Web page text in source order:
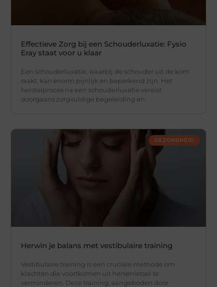
Effectieve Zorg bij een Schouderluxatie: Fysio
Eray staat voor u klaar
Een schouderluxatie, waarbij de schouder uit de kom
raakt, kan enorm pijnlijk en beperkend zijn. Het
herstelproces na een schouderluxatie vereist
doorgaans zorgvuldige begeleiding en
GEZONDHEID
Herwin je balans met vestibulaire training
Vestibulaire training is een cruciale methode om
klachten die voortkomen uit hersenletsel te
verminderen. Deze training, aangeboden door